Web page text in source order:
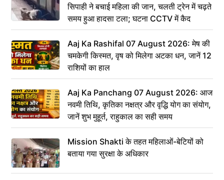
सिपाही ने बचाई महिला की जान, चलती ट्रेन में चढ़ते
समय हुआ हादसा टला; घटना CCTV में कैद
Aaj Ka Rashifal 07 August 2026: मेष की
चमकेगी किस्मत, वृष को मिलेगा अटका धन, जानें 12
राशियों का हाल
Aaj Ka Panchang 07 August 2026: आज
नवमी तिथि, कृतिका नक्षत्र और वृद्धि योग का संयोग,
जानें शुभ मुहूर्त, राहुकाल का सही समय
Mission Shakti के तहत महिलाओं-बेटियों को
बताया गया सुरक्षा के अधिकार